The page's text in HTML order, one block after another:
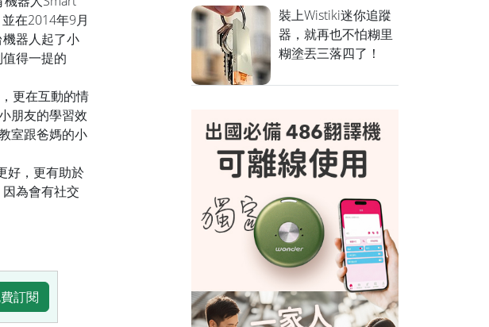
在2014年9月
器人起了小
得一提的
更在互動的情
朋友的學習效
室跟爸媽的小
好，更有助於
為會有社交
訂閱
裝上Wistiki迷你追蹤
器，就再也不怕糊里
糊塗丟三落四了！